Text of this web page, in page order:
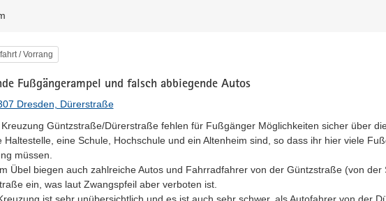
/ Vorrang
Fußgängerampel und falsch abbiegende Autos
Dresden, Dürerstraße
Güntzstraße/Dürerstraße fehlen für Fußgänger Möglichkeiten sicher über
Haltestelle, eine Schule, Hochschule und ein Altenheim sind, so dass ihr hier viele
müssen.
Übel biegen auch zahlreiche Autos und Fahrradfahrer von der Güntzstraße (von
ein, was laut Zwangspfeil aber verboten ist.